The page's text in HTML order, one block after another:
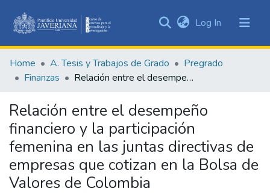
&
Collections
Statistics
Log In (current)
Home A. Tesis y Trabajos de Grado
Pregrado
Finanzas
Relación entre el desempeño financiero y la participación femenina en las juntas directivas de empresas que cotizan en la Bolsa de Valores de Colombia
Relación entre el desempeño
financiero y la participación
femenina en las juntas directivas de
empresas que cotizan en la Bolsa de
Valores de Colombia